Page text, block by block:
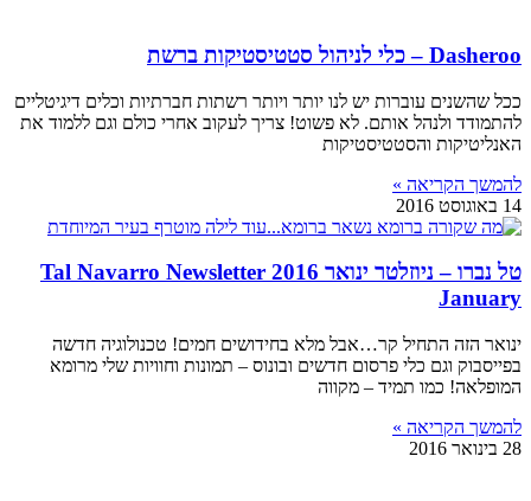
Dasheroo – כלי לניהול סטטיסטיקות ברשת
ככל שהשנים עוברות יש לנו יותר ויותר רשתות חברתיות וכלים דיגיטליים
להתמודד ולנהל אותם. לא פשוט! צריך לעקוב אחרי כולם וגם ללמוד את
האנליטיקות והסטטיסטיקות
להמשך הקריאה »
14 באוגוסט 2016
טל נברו – ניוזלטר ינואר 2016 Tal Navarro Newsletter
January
ינואר הזה התחיל קר…אבל מלא בחידושים חמים! טכנולוגיה חדשה
בפייסבוק וגם כלי פרסום חדשים ובונוס – תמונות וחוויות שלי מרומא
המופלאה! כמו תמיד – מקווה
להמשך הקריאה »
28 בינואר 2016